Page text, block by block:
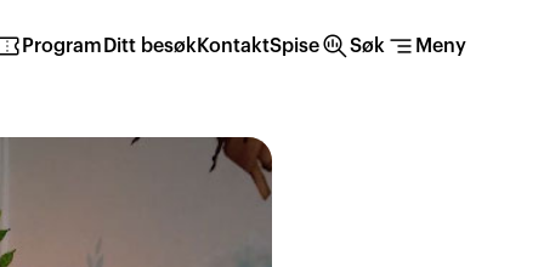
Program Ditt besøkKontaktSpisesearch_insightsSøk segment Meny